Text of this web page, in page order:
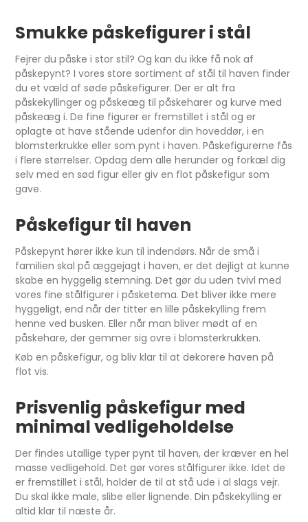
Smukke påskefigurer i stål
Fejrer du påske i stor stil? Og kan du ikke få nok af
påskepynt? I vores store sortiment af stål til haven finder
du et væld af søde påskefigurer. Der er alt fra
påskekyllinger og påskeæg til påskeharer og kurve med
påskeæg i. De fine figurer er fremstillet i stål og er
oplagte at have stående udenfor din hoveddør, i en
blomsterkrukke eller som pynt i haven. Påskefigurerne fås
i flere størrelser. Opdag dem alle herunder og forkæl dig
selv med en sød figur eller giv en flot påskefigur som
gave.
Påskefigur til haven
Påskepynt hører ikke kun til indendørs. Når de små i
familien skal på æggejagt i haven, er det dejligt at kunne
skabe en hyggelig stemning. Det gør du uden tvivl med
vores fine stålfigurer i påsketema. Det bliver ikke mere
hyggeligt, end når der titter en lille påskekylling frem
henne ved busken. Eller når man bliver mødt af en
påskehare, der gemmer sig ovre i blomsterkrukken.
Køb en påskefigur, og bliv klar til at dekorere haven på
flot vis.
Prisvenlig påskefigur med
minimal vedligeholdelse
Der findes utallige typer pynt til haven, der kræver en hel
masse vedligehold. Det gør vores stålfigurer ikke. Idet de
er fremstillet i stål, holder de til at stå ude i al slags vejr.
Du skal ikke male, slibe eller lignende. Din påskekylling er
altid klar til næste år.